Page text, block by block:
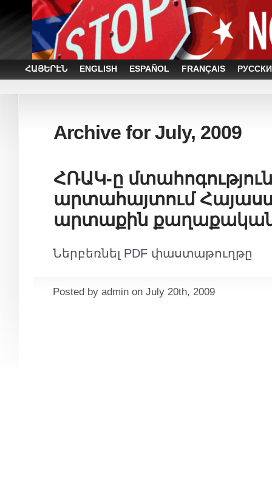
ՀԱՅԵՐԷՆ ENGLISH ESPAÑOL FRANÇAIS
Archive for July, 2009
ՀՌԱԿ-ը
արտահայտում
արտաքին
Ներբեռնել PDF փաստաթուղթը
Posted by admin on July 20th, 2009